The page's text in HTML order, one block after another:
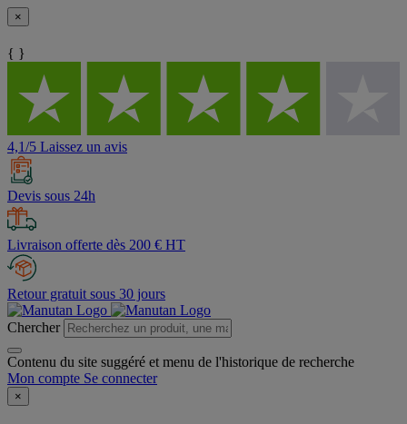
×
{ }
4,1/5 Laissez un avis
Devis sous 24h
Livraison offerte dès 200 € HT
Retour gratuit sous 30 jours
Chercher
Contenu du site suggéré et menu de l'historique de recherche
Mon compte Se connecter
×